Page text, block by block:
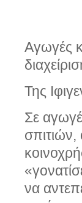
Αγωγές
Της
Σε
σπιτιών,
να